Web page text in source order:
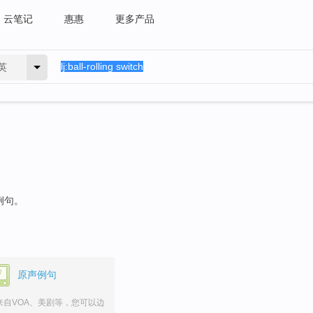
云笔记 惠惠 更多产品
。
原声例句
自VOA、美剧等，您可以边